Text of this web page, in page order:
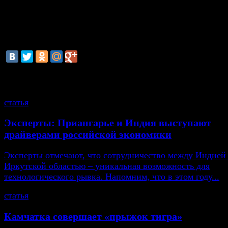
статья
Эксперты: Приангарье и Индия выступают
драйверами российской экономики
Эксперты отмечают, что сотрудничество между
Иркутской областью – уникальная возможность для
технологического рывка. Напомним, что в этом году...
статья
Камчатка совершает «прыжок тигра»